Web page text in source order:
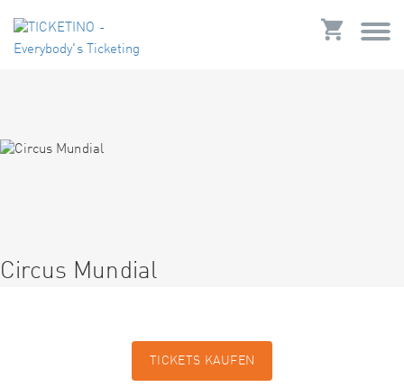
Circus Mundial
TICKETS KAUFEN